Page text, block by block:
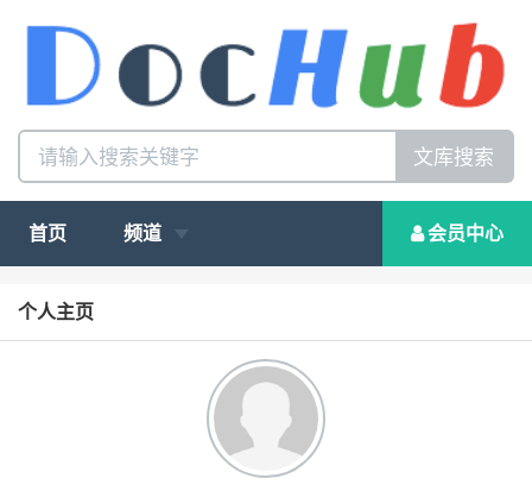
文库搜索
首页 频道 会员中心
个人主页